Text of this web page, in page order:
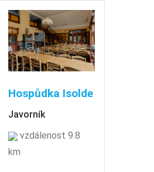
Hospůdka Isolde
Javorník
vzdálenost 9.8
km